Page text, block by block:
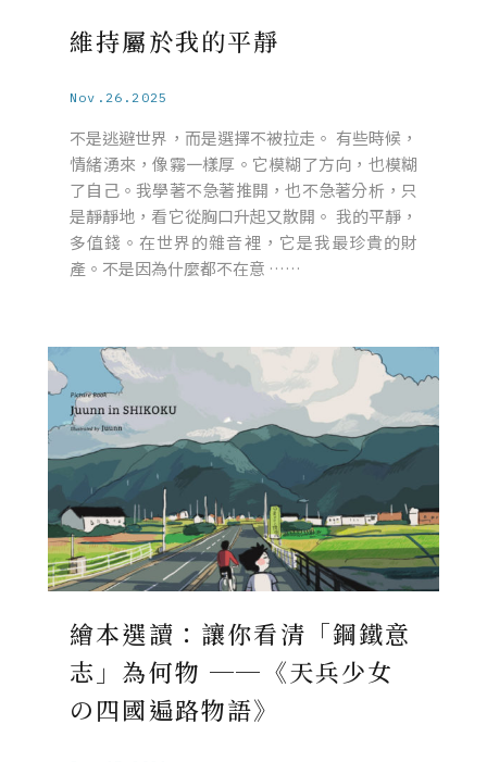
維持屬於我的平靜
Nov.26.2025
不是逃避世界，而是選擇不被拉走。 有些時候，
情緒湧來，像霧一樣厚。它模糊了方向，也模糊
了自己。我學著不急著推開，也不急著分析，只
是靜靜地，看它從胸口升起又散開。 我的平靜，
多值錢。在世界的雜音裡，它是我最珍貴的財
產。不是因為什麼都不在意 ……
繪本選讀：讓你看清「鋼鐵意
志」為何物 ──《天兵少女
の四國遍路物語》